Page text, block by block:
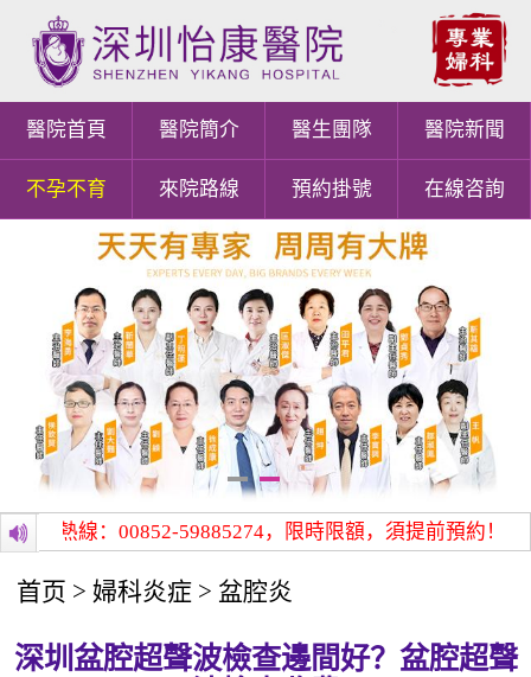
醫院首頁 醫院簡介 醫生團隊 醫院新聞
不孕不育 來院路線 預約掛號 在線咨詢
2
詢熱線：00852-59885274，限時限額，須提前預約！
首页 > 婦科炎症 > 盆腔炎
深圳盆腔超聲波檢查邊間好？盆腔超聲